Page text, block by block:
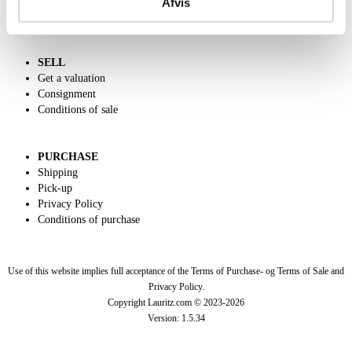
SELL
Get a valuation
Consignment
Conditions of sale
PURCHASE
Shipping
Pick-up
Privacy Policy
Conditions of purchase
Use of this website implies full acceptance of the Terms of Purchase- og Terms of Sale and
Privacy Policy.
Copyright Lauritz.com © 2023-2026
Version: 1.5.34